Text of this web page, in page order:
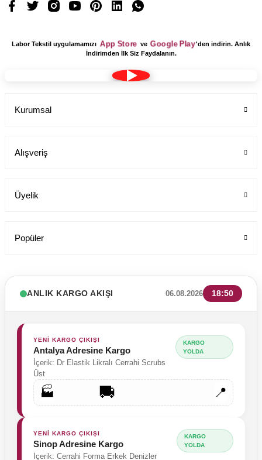
Labor Tekstil uygulamamızı App Store ve Google Play 'den indirin. Anlık
İndirimden İlk Siz Faydalanın.
Kurumsal
Alışveriş
Üyelik
Popüler
ANLIK KARGO AKIŞI 06.08.2026 18:50
YENİ KARGO ÇIKIŞI
Antalya Adresine Kargo
İçerik: Dr Elastik Likralı Cerrahi Scrubs
Üst
KARGO
YOLDA
🏭 🚚 📍
YENİ KARGO ÇIKIŞI
Sinop Adresine Kargo
İçerik: Cerrahi Forma Erkek Denizler
KARGO
YOLDA